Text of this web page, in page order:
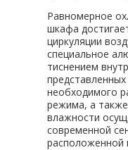
Равномерное
шкафа
циркуляции
специальное
тиснением
необходимого
режима, а
влажности
современной
расположенной